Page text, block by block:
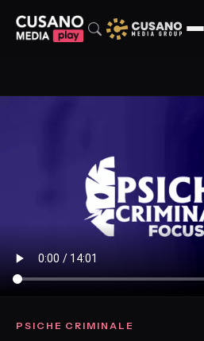
PSICHE CRIMINALE